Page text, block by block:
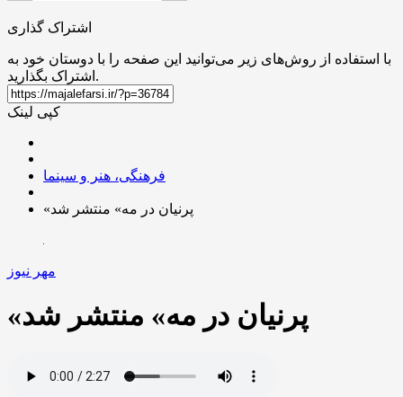
اشتراک گذاری
با استفاده از روش‌های زیر می‌توانید این صفحه را با دوستان خود به
اشتراک بگذارید.
کپی لینک
فرهنگی، هنر و سینما
«پرنیان در مه» منتشر شد
مهر نیوز
«پرنیان در مه» منتشر شد